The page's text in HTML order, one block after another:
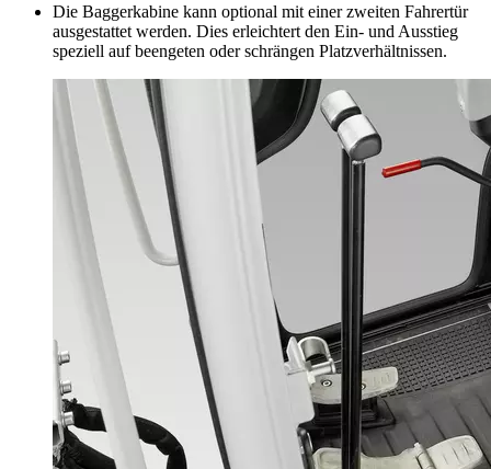
Die Baggerkabine kann optional mit einer zweiten Fahrertür
ausgestattet werden. Dies erleichtert den Ein- und Ausstieg
speziell auf beengeten oder schrängen Platzverhältnissen.